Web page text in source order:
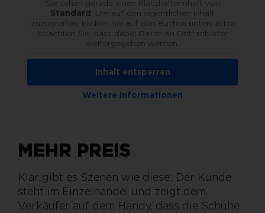
Sie sehen gerade einen Platzhalterinhalt von
Standard . Um auf den eigentlichen Inhalt
zuzugreifen, klicken Sie auf den Button unten. Bitte
beachten Sie, dass dabei Daten an Drittanbieter
weitergegeben werden.
Inhalt entsperren
Weitere Informationen
MEHR PREIS
Klar gibt es Szenen wie diese: Der Kunde
steht im Einzelhandel und zeigt dem
Verkäufer auf dem Handy, dass die Schuhe